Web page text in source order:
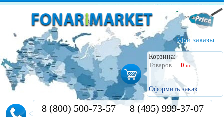
Мои заказы
Корзина:
Товаров
0 шт.
Оформить заказ
8 (800) 500-73-57 8 (495) 999-37-07